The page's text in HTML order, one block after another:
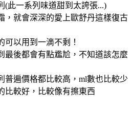
(此一系列味道甜到太誇張...)
，就會深深的愛上歐舒丹這樣復古
可以用到一滴不剩！
最後都會有點尷尬，不知道該怎麼
普遍價格都比較高，ml數也比較少
比較好，比較像有擦東西